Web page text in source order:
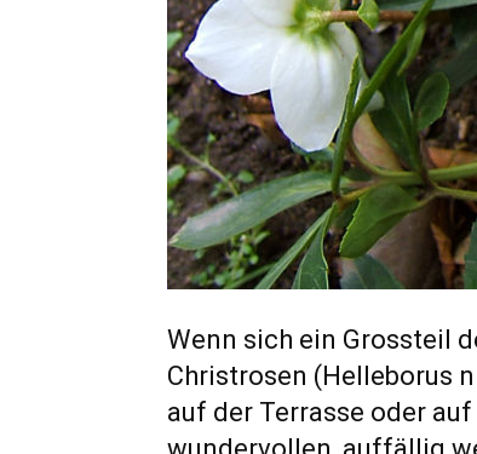
Wenn sich ein Grossteil
Christrosen (Helleborus
auf der Terrasse oder